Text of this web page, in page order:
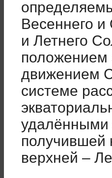
Весеннего
и Летнего
положением
движением
системе
удалёнными
получившей
верхней –